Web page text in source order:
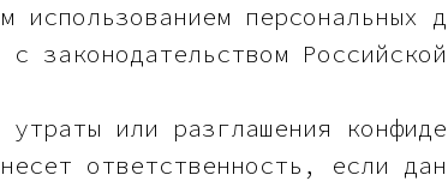
использованием персональных
с законодательством
или разглашения
ответственность, если